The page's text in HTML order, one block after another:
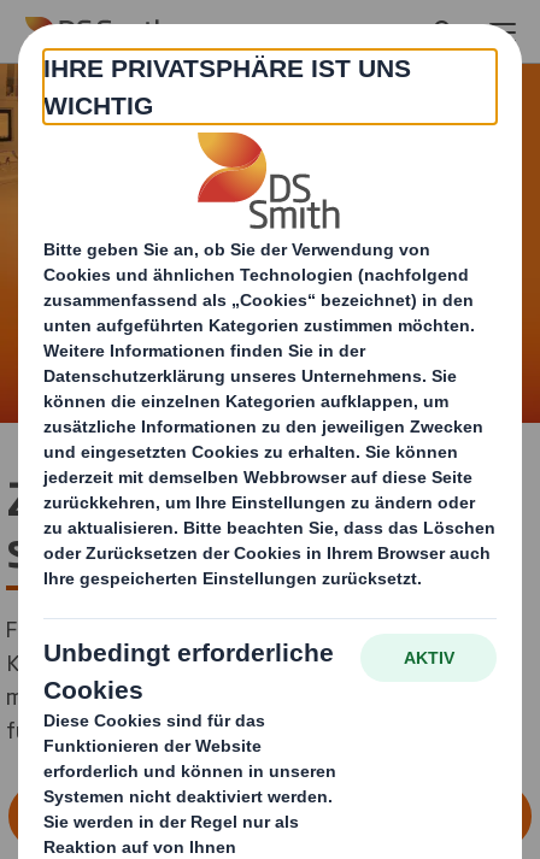
Skip to main content
Zeige uns, was in Dir
steckt
Für Sprachtalente, die gerne im internationalen
Kontext arbeiten - Dein wissenschaftliches Studium
mit hohem Praxisbezug und somit die optimale Basis
für Deine Karriere!
FINDE HIER DEINEN AUSBILDUNGSPLATZ